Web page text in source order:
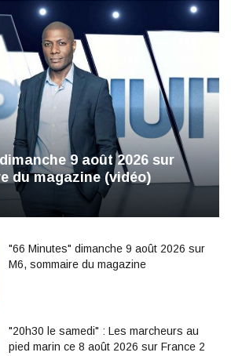
9 août 2026 sur
du magazine (vidéo)
"66 Minutes" dimanche 9 août 2026 sur
M6, sommaire du magazine
"20h30 le samedi" : Les marcheurs au
pied marin ce 8 août 2026 sur France 2